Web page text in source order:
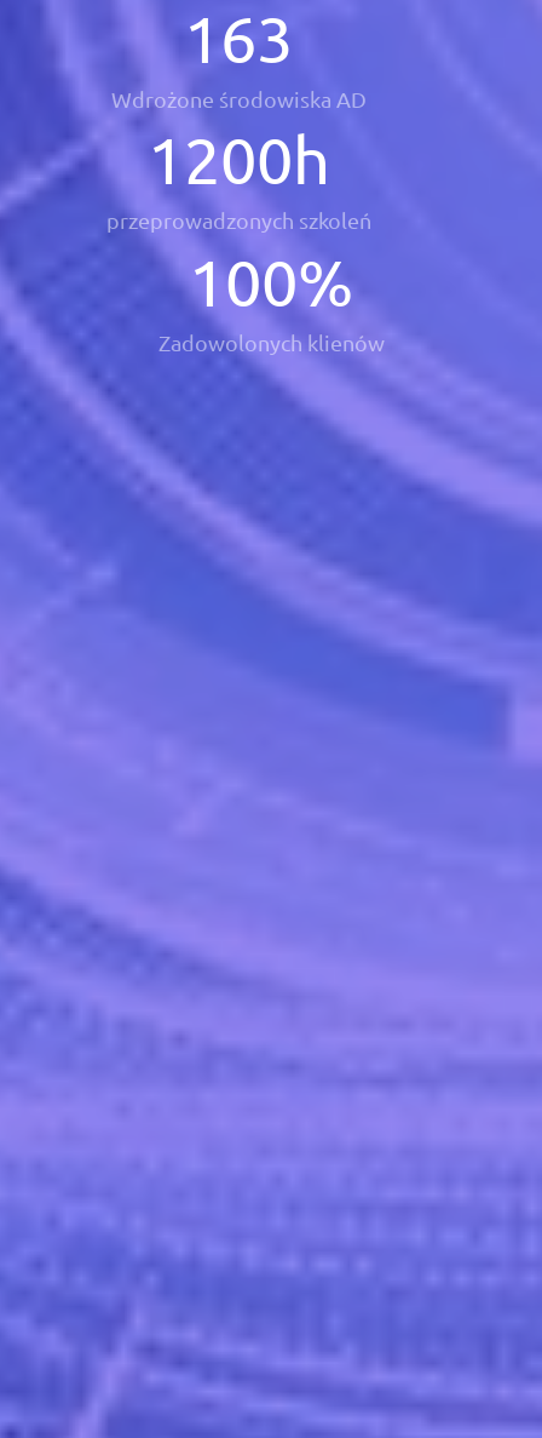
163
Wdrożone środowiska AD
1200h
przeprowadzonych szkoleń
100%
Zadowolonych klienów